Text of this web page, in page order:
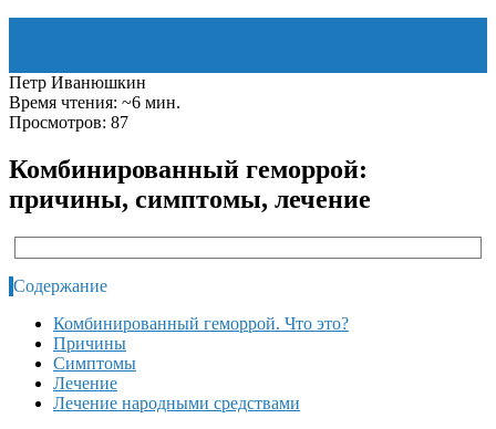
Петр Иванюшкин
Время чтения: ~6 мин.
Просмотров: 87
Комбинированный геморрой:
причины, симптомы, лечение
Содержание
Комбинированный геморрой. Что это?
Причины
Симптомы
Лечение
Лечение народными средствами